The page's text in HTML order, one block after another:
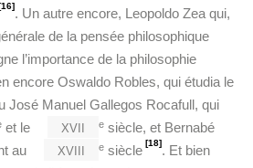
. Un autre encore, Leopoldo Zea qui,
de la pensée philosophique
l’importance de la philosophie
encore Oswaldo Robles, qui étudia le
José Manuel Gallegos Rocafull, qui
et le xvii e siècle, et Bernabé
au
xviii esiècle [18]. Et bien